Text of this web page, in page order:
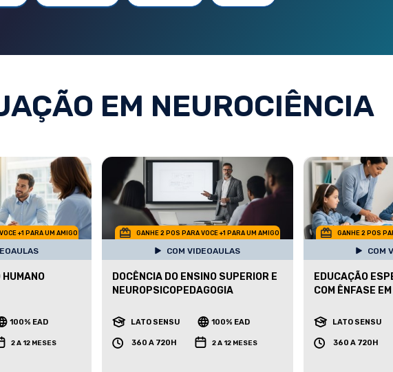
EM NEUROCIÊNCIA
+1 PARA UM AMIGO
100% EAD
2 A 12 MESES
GANHE 2 POS PARA VOCE +1 PARA UM AMIGO
COM VIDEOAULAS
DOCÊNCIA DO ENSINO SUPERIOR E
NEUROPSICOPEDAGOGIA
LATO SENSU 100% EAD
360 A 720H 2 A 12 MESES
GANHE 2 POS
COM
EDUCAÇÃO
COM ÊNFASE
LATO SENSU
360 A 720H